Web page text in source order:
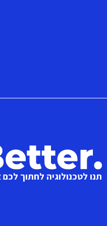
תנו לטכנולוגיה לחתוך